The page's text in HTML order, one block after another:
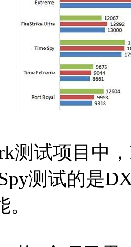
试项目中，
测试的是